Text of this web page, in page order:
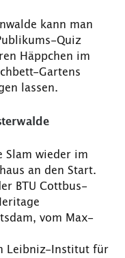
kann man
Quiz
Häppchen im
Gartens
lassen.
Slam wieder im
an den Start.
BTU Cottbus-
vom Max-
Leibniz-Institut für